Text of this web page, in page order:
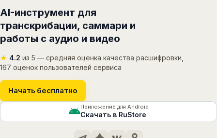
AI-инструмент для
транскрибации, саммари и
работы с аудио и видео
★ 4.2 из 5 — средняя оценка качества расшифровки,
167 оценок пользователей сервиса
Начать бесплатно
Приложение для Android
Скачать в RuStore